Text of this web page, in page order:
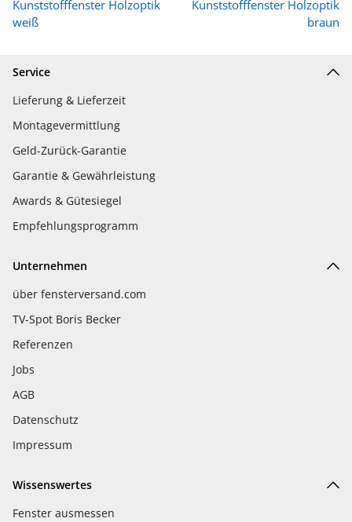
Kunststofffenster Holzoptik
weiß
Kunststofffenster Holzoptik
braun
Service
Lieferung & Lieferzeit
Montagevermittlung
Geld-Zurück-Garantie
Garantie & Gewährleistung
Awards & Gütesiegel
Empfehlungsprogramm
Unternehmen
über fensterversand.com
TV-Spot Boris Becker
Referenzen
Jobs
AGB
Datenschutz
Impressum
Wissenswertes
Fenster ausmessen